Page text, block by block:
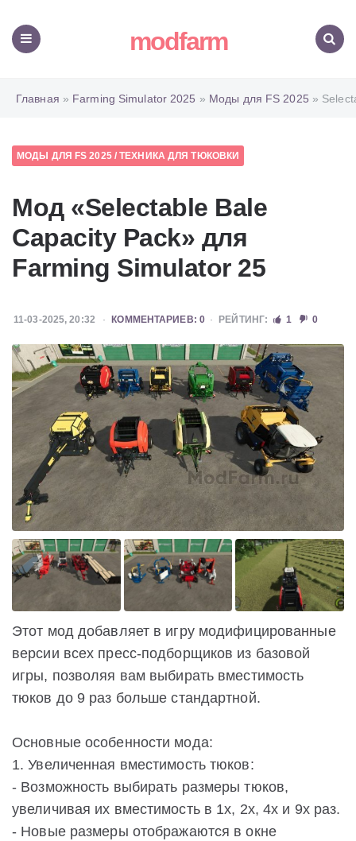
modfarm
Главная » Farming Simulator 2025 » Моды для FS 2025 »
МОДЫ ДЛЯ FS 2025/ТЕХНИКА ДЛЯ ТЮКОВКИ
Мод «Selectable Bale
Capacity Pack» для
Farming Simulator 25
11-03-2025, 20:32 КОММЕНТАРИЕВ: 0 РЕЙТИНГ: 1 0
Этот мод добавляет в игру модифицированные
версии всех пресс-подборщиков из базовой
игры, позволяя вам выбирать вместимость
тюков до 9 раз больше стандартной.
Основные особенности мода:
1. Увеличенная вместимость тюков:
- Возможность выбирать размеры тюков,
увеличивая их вместимость в 1х, 2х, 4х и 9х раз.
- Новые размеры отображаются в окне